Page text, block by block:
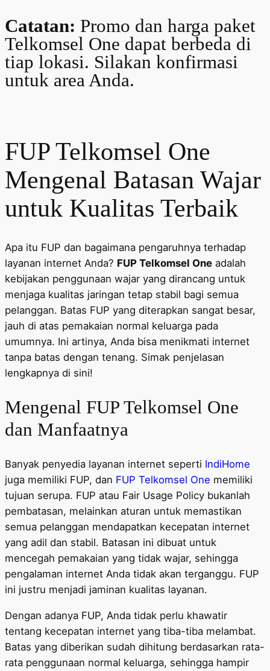
Catatan: Promo dan harga paket
Telkomsel One dapat berbeda di
tiap lokasi. Silakan konfirmasi
untuk area Anda.
FUP Telkomsel One
Mengenal Batasan Wajar
untuk Kualitas Terbaik
Apa itu FUP dan bagaimana pengaruhnya terhadap
layanan internet Anda? FUP Telkomsel One adalah
kebijakan penggunaan wajar yang dirancang untuk
menjaga kualitas jaringan tetap stabil bagi semua
pelanggan. Batas FUP yang diterapkan sangat besar,
jauh di atas pemakaian normal keluarga pada
umumnya. Ini artinya, Anda bisa menikmati internet
tanpa batas dengan tenang. Simak penjelasan
lengkapnya di sini!
Mengenal FUP Telkomsel One
dan Manfaatnya
Banyak penyedia layanan internet seperti IndiHome
juga memiliki FUP, dan FUP Telkomsel One memiliki
tujuan serupa. FUP atau Fair Usage Policy bukanlah
pembatasan, melainkan aturan untuk memastikan
semua pelanggan mendapatkan kecepatan internet
yang adil dan stabil. Batasan ini dibuat untuk
mencegah pemakaian yang tidak wajar, sehingga
pengalaman internet Anda tidak akan terganggu. FUP
ini justru menjadi jaminan kualitas layanan.
Dengan adanya FUP, Anda tidak perlu khawatir
tentang kecepatan internet yang tiba-tiba melambat.
Batas yang diberikan sudah dihitung berdasarkan rata-
rata penggunaan normal keluarga, sehingga hampir